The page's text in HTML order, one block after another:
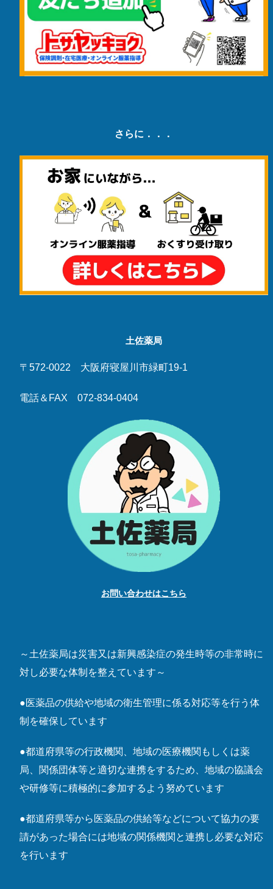
さらに．．．
土佐薬局
〒572-0022 大阪府寝屋川市緑町19-1
電話＆FAX 072-834-0404
お問い合わせはこちら
～土佐薬局は災害又は新興感染症の発生時等の非常時に
対し必要な体制を整えています～
●医薬品の供給や地域の衛生管理に係る対応等を行う体
制を確保しています
●都道府県等の行政機関、地域の医療機関もしくは薬
局、関係団体等と適切な連携をするため、地域の協議会
や研修等に積極的に参加するよう努めています
●都道府県等から医薬品の供給等などについて協力の要
請があった場合には地域の関係機関と連携し必要な対応
を行います